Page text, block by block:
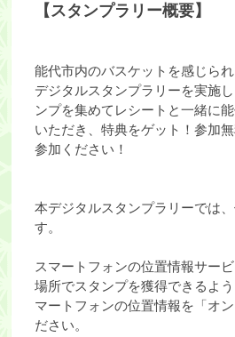
【スタンプラリー概要】
能代市内のバスケットを感じら
デジタルスタンプラリーを実施
ンプを集めてレシートと一緒に
いただき、特典をゲット！参加
参加ください！
本デジタルスタンプラリーでは
す。
スマートフォンの位置情報サー
場所でスタンプを獲得できるよ
マートフォンの位置情報を「オ
ださい。